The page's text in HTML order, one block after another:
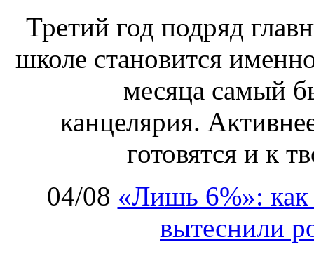
Третий год подряд
школе становится
месяца самый
канцелярия.
готовятся и к
04/08 «Лишь 6%»: как
вытеснили